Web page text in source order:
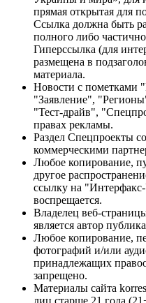
прямая открытая для
Ссылка должна быть
полного либо
Гиперссылка (для
размещена в
материала.
Новости с пометками
"Заявление",
"Тест-драйв",
правах рекламы.
Раздел Спецпроекты
коммерческими
Любое копирование,
другое
ссылку на
воспрещается.
Владелец веб-
является автор
Любое копирование,
фотографий и/или
принадлежащих
запрещено.
Материалы сайта
лиц старше 21 года